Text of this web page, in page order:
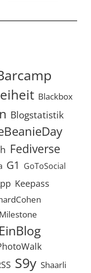
Blackbox
Blogstatistik
Fediverse
G1 GoToSocial
Keepass
Milestone
S9y Shaarli